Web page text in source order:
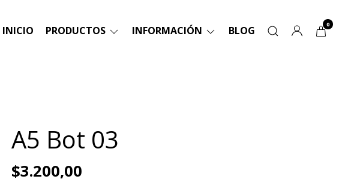
INICIO PRODUCTOS INFORMACIÓN BLOG 0
A5 Bot 03
$3.200,00